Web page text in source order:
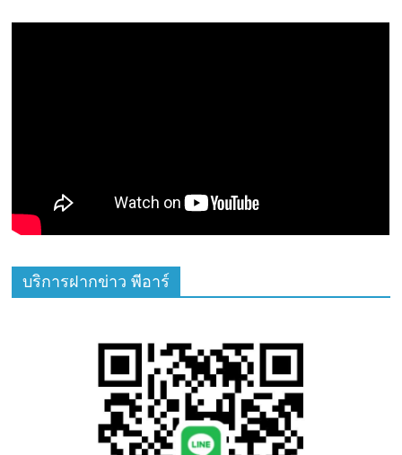
บริการฝากข่าว พีอาร์